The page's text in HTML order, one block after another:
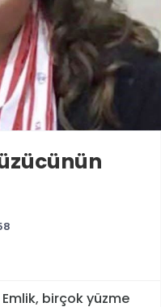
Emlik, birçok yüzme